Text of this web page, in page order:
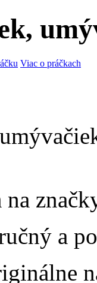
Viac o práčkach
na
a